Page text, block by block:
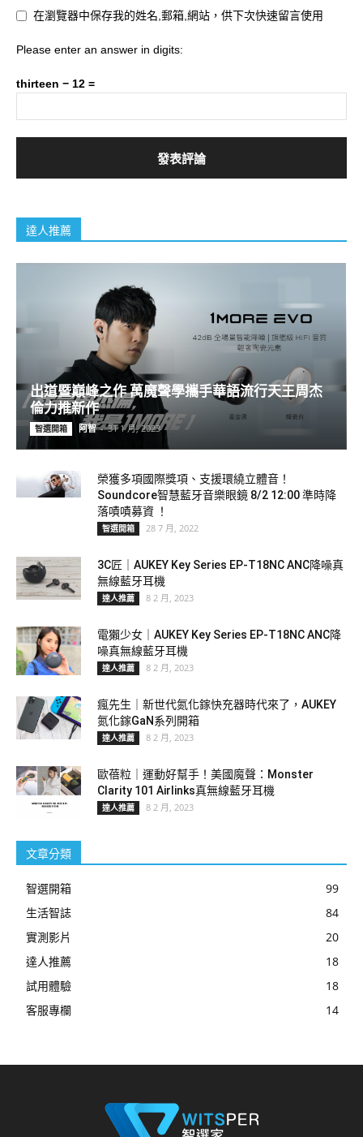
在瀏覽器中保存我的姓名,郵箱,網站，供下次快速留言使用
Please enter an answer in digits:
thirteen − 12 =
達人推薦
出道暨巔峰之作 萬魔聲學攜手華語流行天王周杰
倫力推新作
智選開箱 阿智 - 31 1 月, 2023
榮獲多項國際獎項、支援環繞立體音！
Soundcore智慧藍牙音樂眼鏡 8/2 12:00 準時降
落嘖嘖募資 ！
智選開箱 28 7 月, 2022
3C匠｜AUKEY Key Series EP-T18NC ANC降噪真
無線藍牙耳機
達人推薦 8 2 月, 2023
電獺少女｜AUKEY Key Series EP-T18NC ANC降
噪真無線藍牙耳機
達人推薦 8 2 月, 2023
瘋先生｜新世代氮化鎵快充器時代來了，AUKEY
氮化鎵GaN系列開箱
達人推薦 8 2 月, 2023
歐蓓粒｜運動好幫手！美國魔聲：Monster
Clarity 101 Airlinks真無線藍牙耳機
達人推薦 8 2 月, 2023
文章分類
智選開箱
99
生活智誌
84
實測影片
20
達人推薦
18
試用體驗
18
客服專欄
14